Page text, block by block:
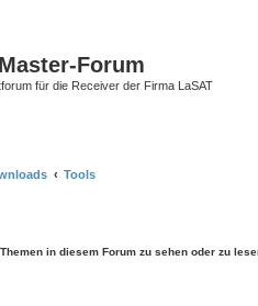
Forum
für die Receiver der Firma LaSAT
Tools
in diesem Forum zu sehen oder zu